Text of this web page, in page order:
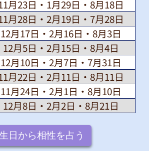
月23日・1月29日・8月18日
月28日・2月19日・7月28日
12月17日・2月16日・8月3日
12月5日・2月15日・8月4日
12月10日・2月7日・7月31日
月22日・2月11日・8月11日
11月24日・2月1日・8月10日
12月8日・2月2日・8月21日
日から相性を占う